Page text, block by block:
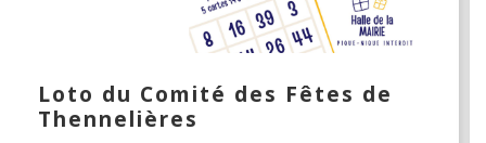
Loto du Comité des Fêtes de
Thennelières